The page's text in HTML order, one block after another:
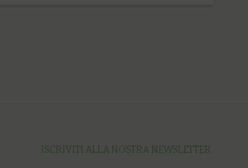
ISCRIVITI ALLA NOSTRA NEWSLETTER